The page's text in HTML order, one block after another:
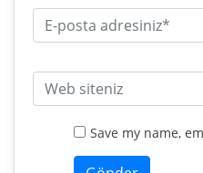
Save my name,